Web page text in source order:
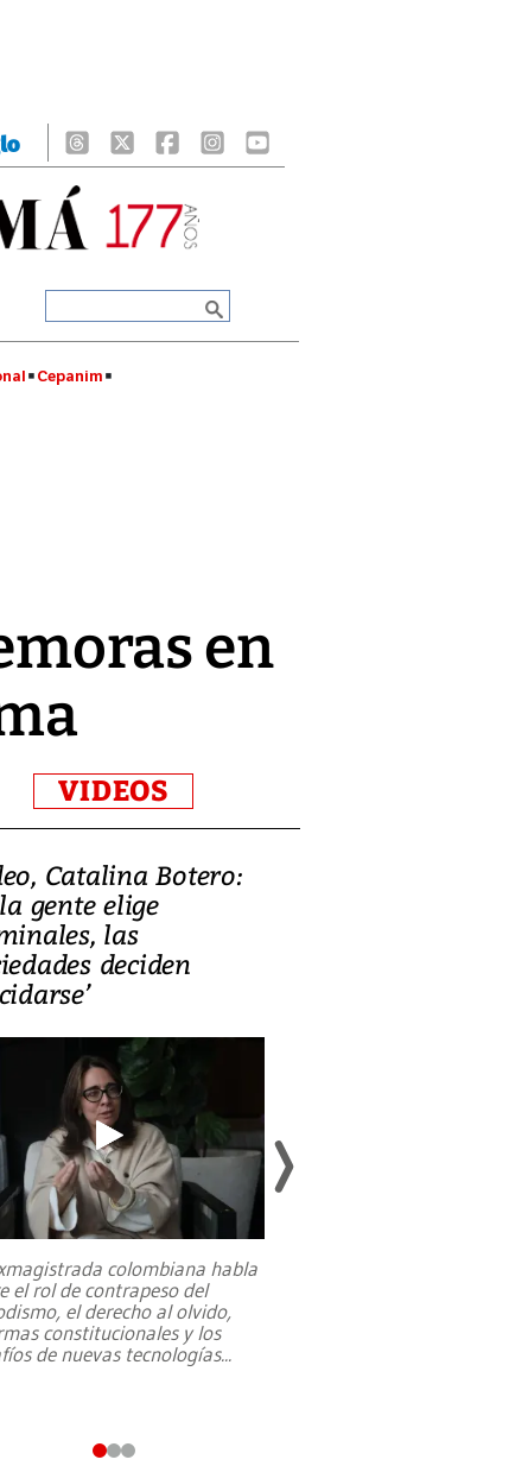
Cepanim
en
VIDEOS
Catalina Botero:
la gente elige
las
deciden
colombiana habla
el rol de contrapeso del
el derecho al olvido,
constitucionales y los
de nuevas tecnologías...